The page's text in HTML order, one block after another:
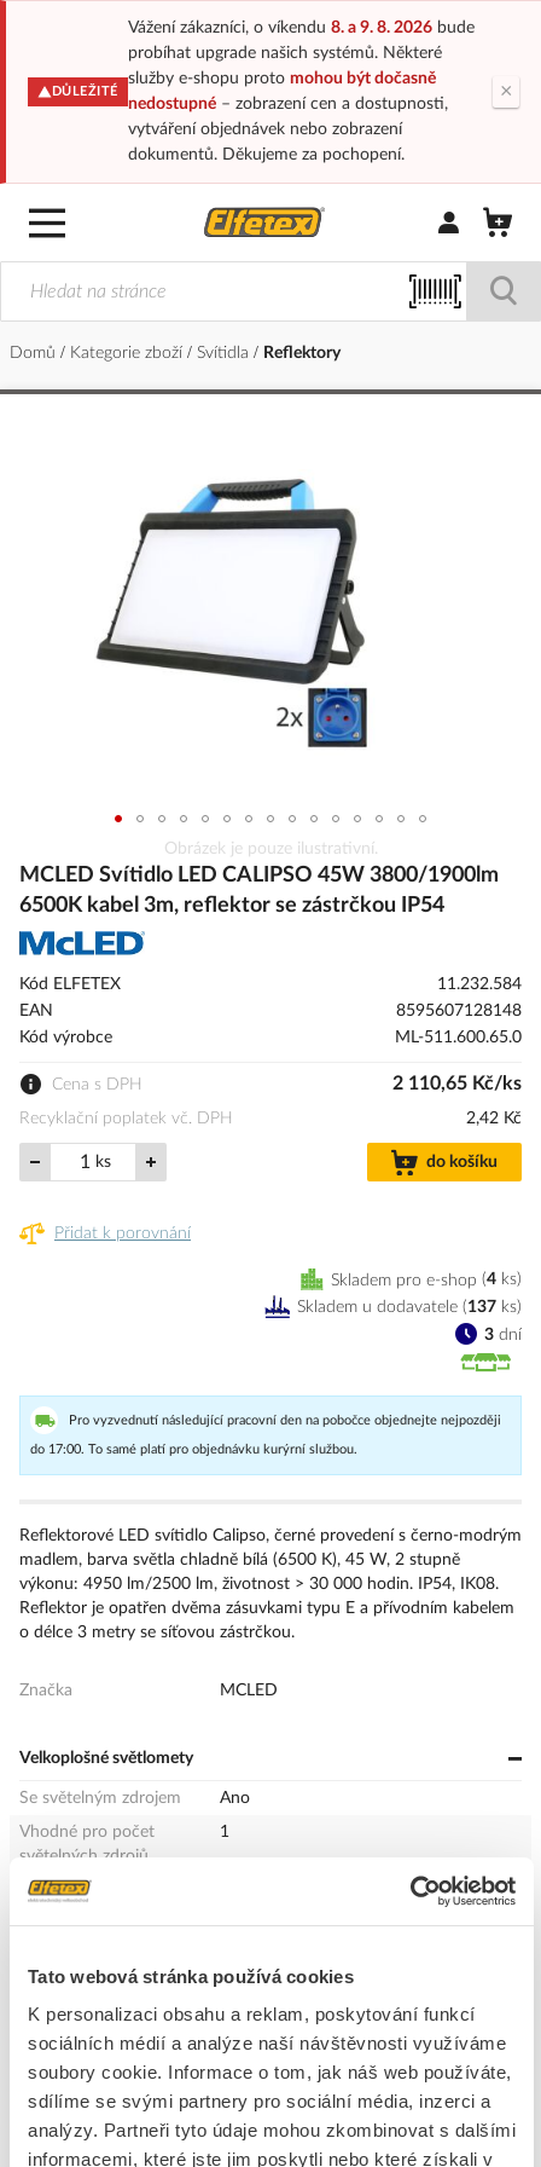
Tato webová stránka používá cookies
K personalizaci obsahu a reklam, poskytování funkcí
sociálních médií a analýze naší návštěvnosti využíváme
soubory cookie. Informace o tom, jak náš web používáte,
sdílíme se svými partnery pro sociální média, inzerci a
analýzy. Partneři tyto údaje mohou zkombinovat s dalšími
informacemi, které jste jim poskytli nebo které získali v
DŮLEŽITÉ
Vážení zákazníci, o víkendu 8. a 9. 8. 2026bude
probíhat upgrade našich systémů. Některé
služby e-shopu proto mohou být dočasně
nedostupné– zobrazení cen a dostupnosti,
vytváření objednávek nebo zobrazení
dokumentů. Děkujeme za pochopení.
×
Přihlásit/
Domů Kategorie zboží Svítidla Reflektory
na
začátek
Obrázek je pouze ilustrativní.
MCLED Svítidlo LED CALIPSO 45W 3800/1900lm
6500K kabel 3m, reflektor se zástrčkou IP54
Kód ELFETEX
11.232.584
EAN
8595607128148
Kód výrobce
ML-511.600.65.0
Cena s DPH 2 110,65 Kč/ks
Recyklační poplatek vč. DPH 2,42 Kč
ks do košíku
Přidat k porovnání
Skladem pro e-shop 4 ks
3 dní
Skladem u dodavatele (137 ks)
Pro vyzvednutí následující pracovní den na pobočce objednejte nejpozději
do 17:00. To samé platí pro objednávku kurýrní službou.
Reflektorové LED svítidlo Calipso, černé provedení s černo-modrým
madlem, barva světla chladně bílá (6500 K), 45 W, 2 stupně
výkonu: 4950 lm/2500 lm, životnost > 30 000 hodin. IP54, IK08.
Reflektor je opatřen dvěma zásuvkami typu E a přívodním kabelem
o délce 3 metry se síťovou zástrčkou.
Značka MCLED
Velkoplošné světlomety
Se světelným zdrojem
Ano
Vhodné pro počet
světelných zdrojů
1
třída ochrany
Šířka
315 mm
Provozní jednotka
LED-provozní přístroj proudově řízený
Délka
Výška / hloubka
90 mm
Materiál pouzdra
Plast